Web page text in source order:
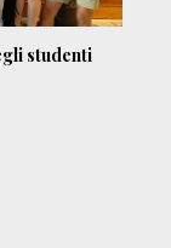
studenti